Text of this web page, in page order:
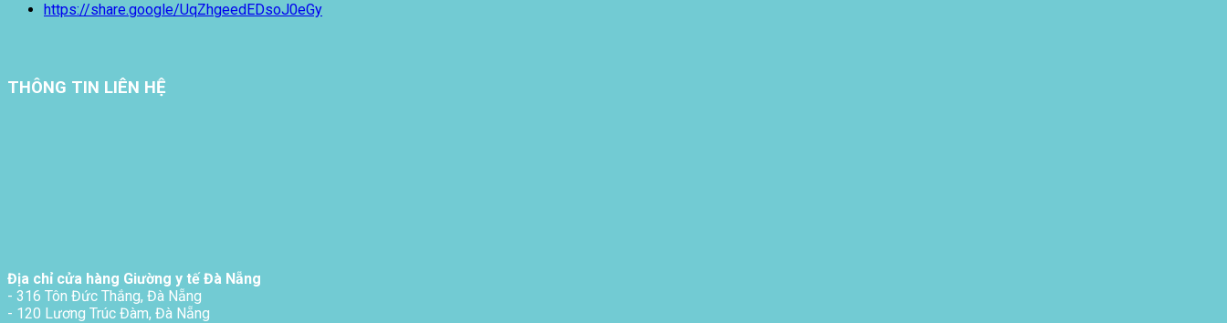
https://share.google/UqZhgeedEDsoJ0eGy
THÔNG TIN LIÊN HỆ
Địa chỉ cửa hàng Giường y tế Đà Nẵng
- 316 Tôn Đức Thắng, Đà Nẵng
- 120 Lương Trúc Đàm, Đà Nẵng